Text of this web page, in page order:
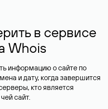
в сервисе
Whois
информацию о сайте по
и дату, когда завершится
кто является
сайт.